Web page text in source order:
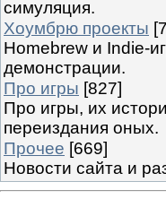
симуляция.
Хоумбрю проекты
Homebrew и Indie-
демонстрации.
Про игры [827]
Про игры, их
переиздания оных.
Прочее [669]
Новости сайта и